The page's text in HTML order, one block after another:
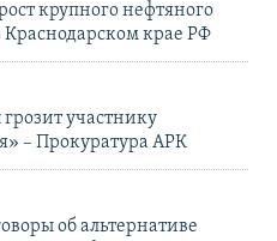
крупного нефтяного
Краснодарском крае РФ
участнику
– Прокуратура АРК
об альтернативе